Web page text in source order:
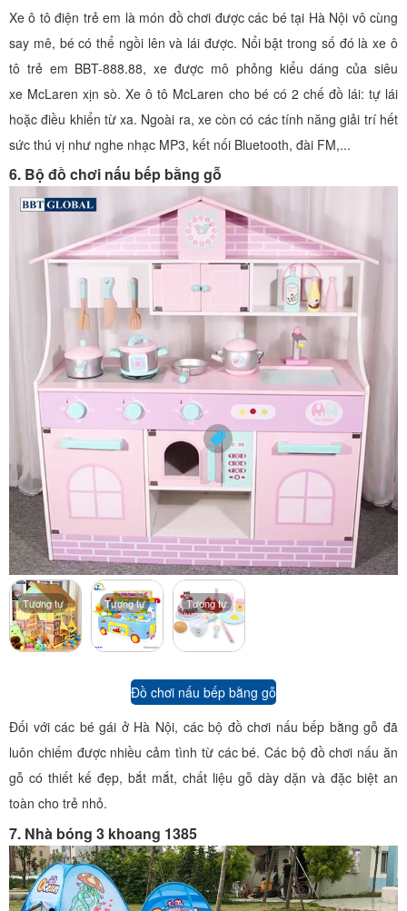
Xe ô tô điện trẻ em là món đồ chơi được các bé tại Hà Nội vô cùng
say mê, bé có thể ngồi lên và lái được. Nổi bật trong số đó là xe ô
tô trẻ em BBT-888.88, xe được mô phỏng kiểu dáng của siêu
xe McLaren xịn sò. Xe ô tô McLaren cho bé có 2 chế đồ lái: tự lái
hoặc điều khiển từ xa. Ngoài ra, xe còn có các tính năng giải trí hết
sức thú vị như nghe nhạc MP3, kết nối Bluetooth, đài FM,...
6. Bộ đồ chơi nấu bếp bằng gỗ
Tương tự Tương tự Tương tự
Đồ chơi nấu bếp bằng gỗ
Đối với các bé gái ở Hà Nội, các bộ đồ chơi nấu bếp bằng gỗ đã
luôn chiếm được nhiều cảm tình từ các bé. Các bộ đồ chơi nấu ăn
gỗ có thiết kế đẹp, bắt mắt, chất liệu gỗ dày dặn và đặc biệt an
toàn cho trẻ nhỏ.
7. Nhà bóng 3 khoang 1385